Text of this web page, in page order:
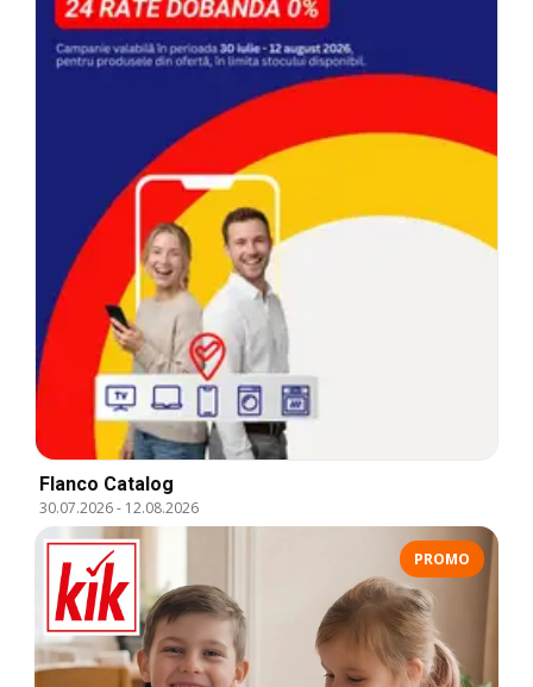
Flanco Catalog
30.07.2026- 12.08.2026
PROMO